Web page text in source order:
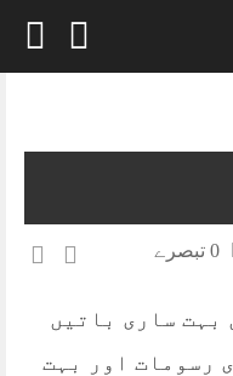
بہت ساری باتیں
رسومات اور بہت